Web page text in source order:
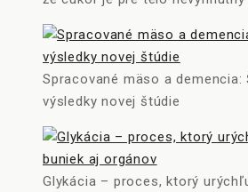
Spracované mäso a demencia:
výsledky novej štúdie
Glykácia – proces, ktorý